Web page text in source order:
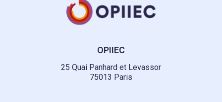
OPIIEC
25 Quai Panhard et Levassor
75013 Paris